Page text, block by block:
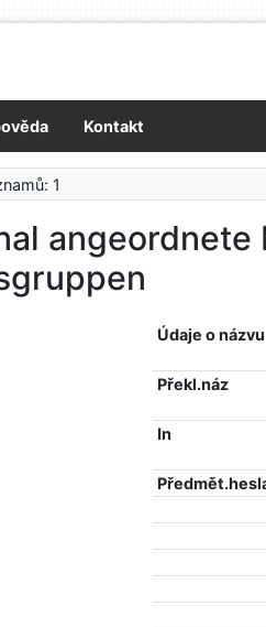
Kontakt
1
Údaje o názvu
Překl.náz
In